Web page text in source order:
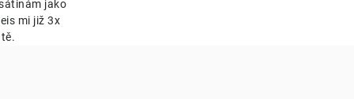
jako
mi již 3x